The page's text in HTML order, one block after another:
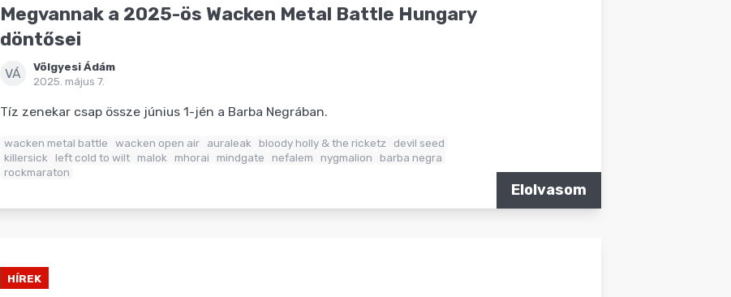
Megvannak a 2025-ös Wacken Metal Battle Hungary
döntősei
VÁ
Völgyesi Ádám
2025. május 7.
Tíz zenekar csap össze június 1-jén a Barba Negrában.
wacken metal battle wacken open air auraleak bloody holly & the ricketz
devil seed
killersick
left cold to wilt malok mhorai mindgate nefalem nygmalion
barba negra
rockmaraton
Elolvasom
HÍREK